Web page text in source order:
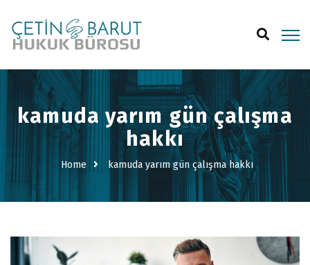
kamuda yarım gün çalışma
hakkı
Home kamuda yarım gün çalışma hakkı